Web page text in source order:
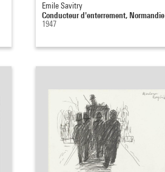
Emile Savitry
Conducteur d'enterrement, Normandie
1947